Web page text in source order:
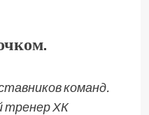
команд.
тренер ХК